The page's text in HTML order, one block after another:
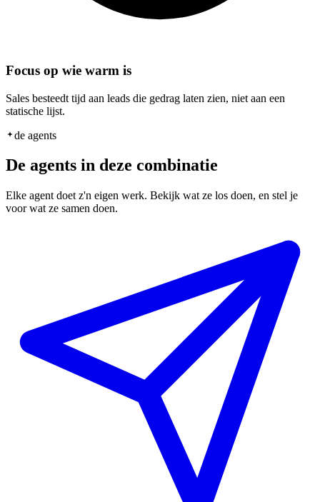
Focus op wie warm is
Sales besteedt tijd aan leads die gedrag laten zien, niet aan een
statische lijst.
de agents
De agents in deze combinatie
Elke agent doet z'n eigen werk. Bekijk wat ze los doen, en stel je
voor wat ze samen doen.